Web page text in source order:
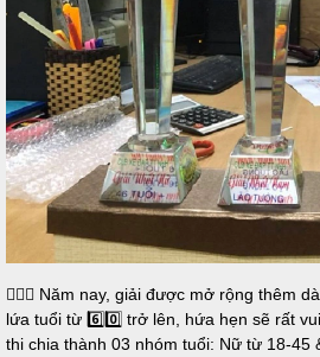
🚴🏻‍♂️ Năm nay, giải được mở rộng thêm
lứa tuổi từ 6️⃣0️⃣ trở lên, hứa hẹn sẽ rất
thi chia thành 03 nhóm tuổi: Nữ từ 18-45